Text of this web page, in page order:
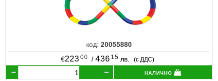
код: 20055880
€223 00 /436 15 лв. (с ДДС)
налично